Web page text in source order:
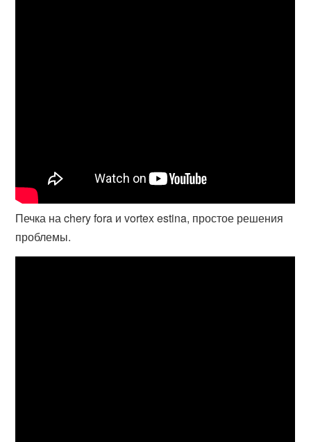
Печка на chery fora и vortex estina, простое решения
проблемы.